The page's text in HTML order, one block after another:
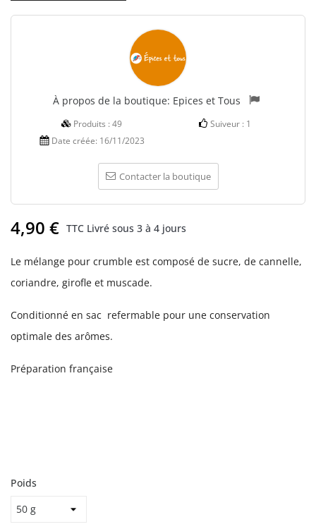
À propos de la boutique: Epices et Tous
Produits : 49 Suiveur : 1
Date créée: 16/11/2023
Contacter la boutique
4,90 € TTC Livré sous 3 à 4 jours
Le mélange pour crumble est composé de sucre, de cannelle,
coriandre, girofle et muscade.
Conditionné en sac refermable pour une conservation
optimale des arômes.
Préparation française
Poids